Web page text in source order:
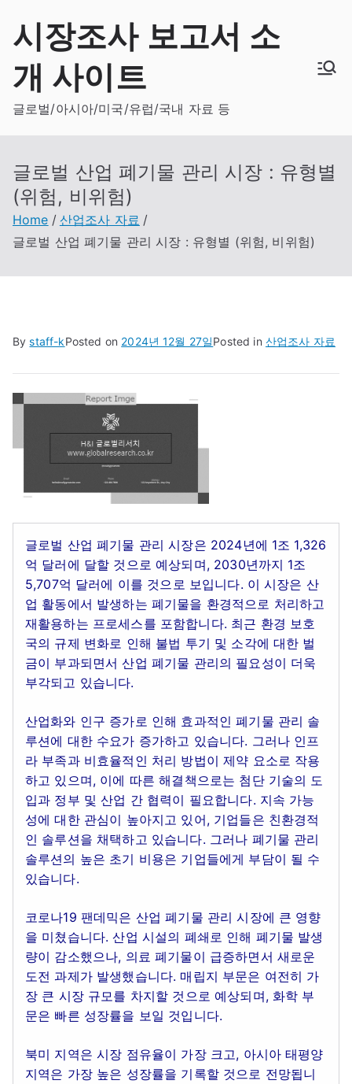
content
시장조사 보고서 소
개 사이트
글로벌/아시아/미국/유럽/국내 자료 등
글로벌 산업 폐기물 관리 시장 : 유형별
(위험, 비위험)
Home
산업조사 자료
글로벌 산업 폐기물 관리 시장 : 유형별 (위험, 비위험)
Bystaff-kPosted on 2024년 12월 27일Posted in 산업조사 자료
글로벌 산업 폐기물 관리 시장은 2024년에 1조 1,326
억 달러에 달할 것으로 예상되며, 2030년까지 1조
5,707억 달러에 이를 것으로 보입니다. 이 시장은 산
업 활동에서 발생하는 폐기물을 환경적으로 처리하고
재활용하는 프로세스를 포함합니다. 최근 환경 보호
국의 규제 변화로 인해 불법 투기 및 소각에 대한 벌
금이 부과되면서 산업 폐기물 관리의 필요성이 더욱
부각되고 있습니다.
산업화와 인구 증가로 인해 효과적인 폐기물 관리 솔
루션에 대한 수요가 증가하고 있습니다. 그러나 인프
라 부족과 비효율적인 처리 방법이 제약 요소로 작용
하고 있으며, 이에 따른 해결책으로는 첨단 기술의 도
입과 정부 및 산업 간 협력이 필요합니다. 지속 가능
성에 대한 관심이 높아지고 있어, 기업들은 친환경적
인 솔루션을 채택하고 있습니다. 그러나 폐기물 관리
솔루션의 높은 초기 비용은 기업들에게 부담이 될 수
있습니다.
코로나19 팬데믹은 산업 폐기물 관리 시장에 큰 영향
을 미쳤습니다. 산업 시설의 폐쇄로 인해 폐기물 발생
량이 감소했으나, 의료 폐기물이 급증하면서 새로운
도전 과제가 발생했습니다. 매립지 부문은 여전히 가
장 큰 시장 규모를 차지할 것으로 예상되며, 화학 부
문은 빠른 성장률을 보일 것입니다.
북미 지역은 시장 점유율이 가장 크고, 아시아 태평양
지역은 가장 높은 성장률을 기록할 것으로 전망됩니